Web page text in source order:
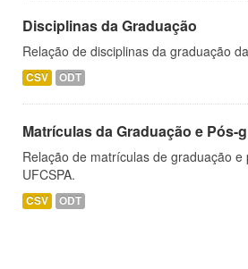
Disciplinas da Graduação
Relação de disciplinas da graduação
CSV ODT
Matrículas da Graduação e Pós-
Relação de matrículas de graduação
UFCSPA.
CSV ODT